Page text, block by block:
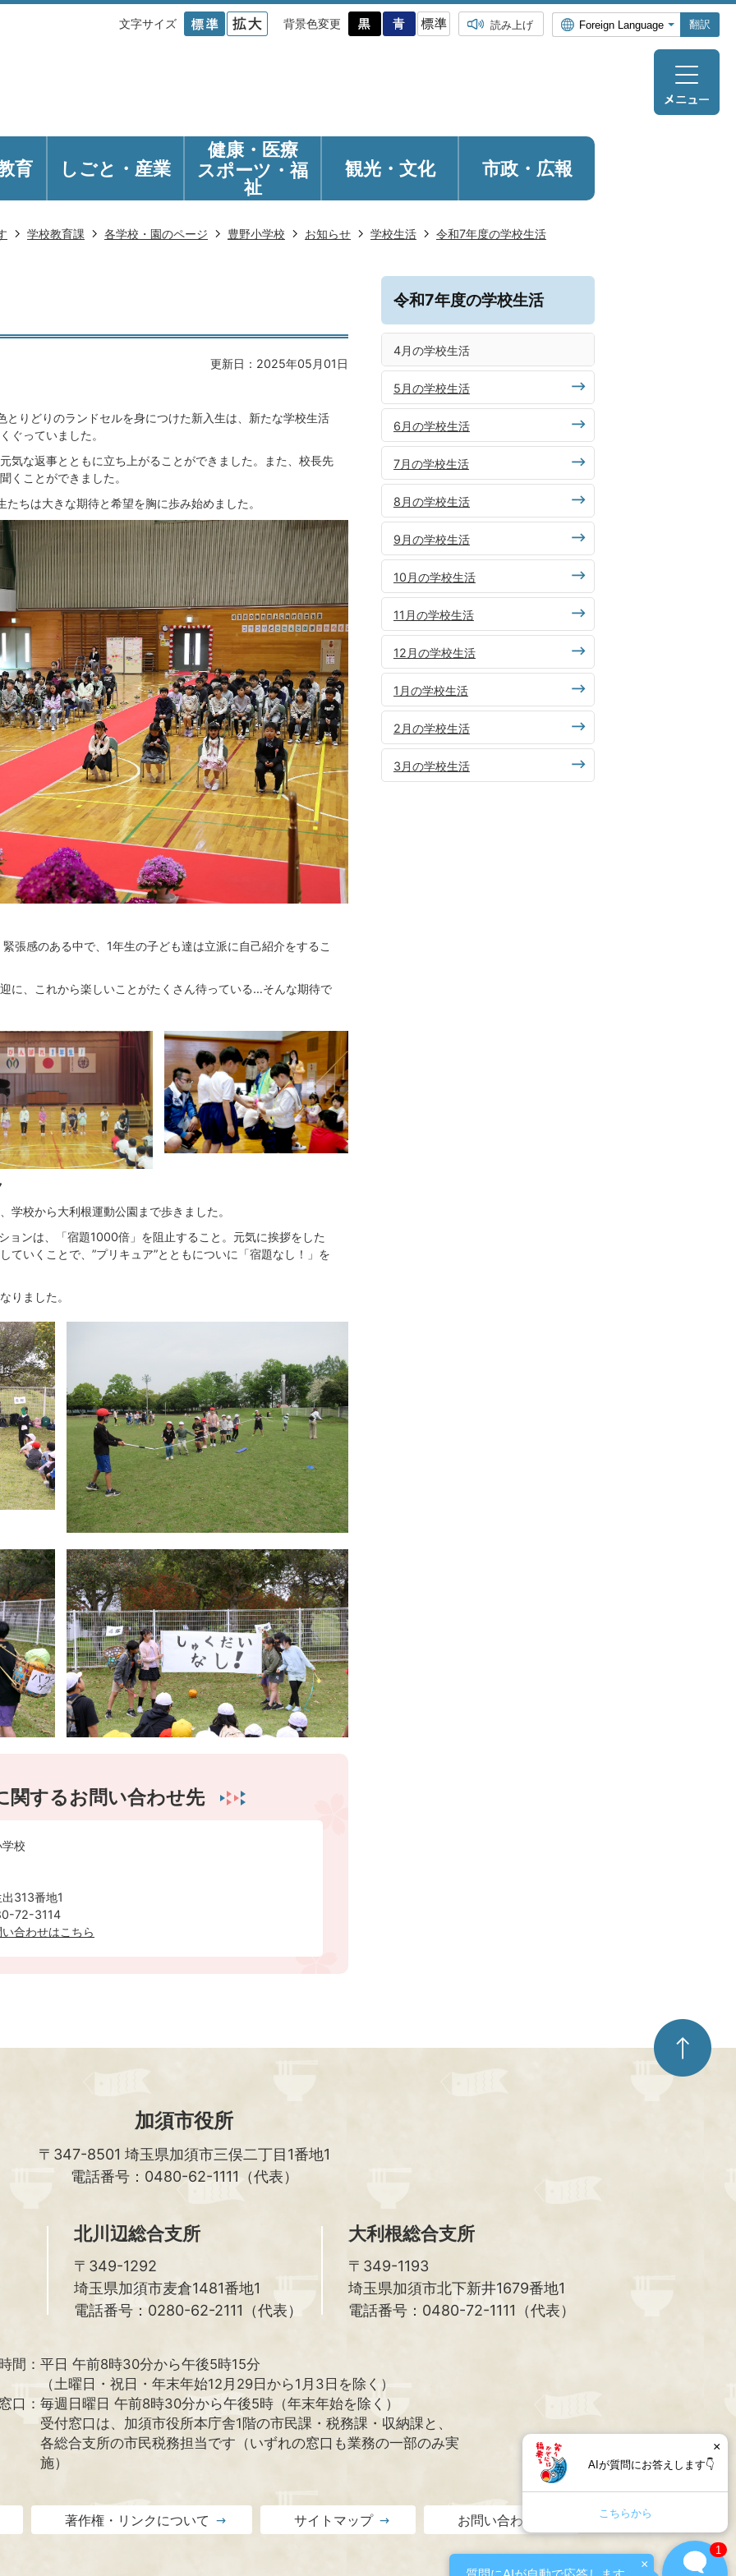
文字サイズ 背景色変更 読み上げ 翻訳
育 しごと・産業
健康・医療
スポーツ・福
祉
観光・ 文化 市政・広報
学校教育課 各学校・園のページ 豊野小学校 お知らせ 学校生活 令和7年度の学校生活
更新日：2025年05月01日
りどりのランドセルを身につけた新入生は、新たな学校生活
ぐっていました。
気な返事とともに立ち上がることができました。また、校長先
くことができました。
ちは大きな期待と希望を胸に歩み始めました。
張感のある中で、1年生の子ども達は立派に自己紹介をするこ
に、これから楽しいことがたくさん待っている…そんな期待で
学校から大利根運動公園まで歩きました。
ョンは、「宿題1000倍」を阻止すること。元気に挨拶をした
ていくことで、”プリキュア”とともについに「宿題なし！」を
りました。
関するお問い合わせ先
校
313番地1
72-3114
合わせはこちら
令和7年度の学校生活
4月の学校生活
5月の学校生活
6月の学校生活
7月の学校生活
8月の学校生活
9月の学校生活
10月の学校生活
11月の学校生活
12月の学校生活
1月の学校生活
2月の学校生活
3月の学校生活
ペ
ー
ジ
加須市役所
〒347-8501 埼玉県加須市三俣二丁目1番地1
電話番号：0480-62-1111（代表）
北川辺総合支所
〒349-1292
埼玉県加須市麦倉1481番地1
電話番号：0280-62-2111（代表）
大利根総合支所
〒349-1193
埼玉県加須市北下新井1679番地1
電話番号：0480-72-1111（代表）
間： 平日 午前8時30分から午後5時15分
（土曜日・祝日・年末年始12月29日から1月3日を除く）
口： 毎週日曜日 午前8時30分から午後5時（年末年始を除く）
受付窓口は、加須市役所本庁舎1階の市民課・税務課・収納課と、
各総合支所の市民税務担当です（いずれの窓口も業務の一部のみ実
施）
著作権・リンクについて サイトマップ お問い合わせ
AIが質問にお答えします👇
こちらから
×
×
1